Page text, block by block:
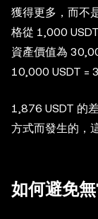
獲得更多，而不
格從 1,000
資產價值為
10,000 USDT =
1,876 USDT 的
方式而發生的，
如何避免